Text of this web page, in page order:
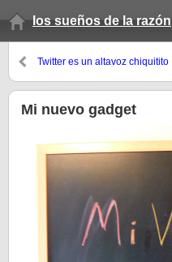
los sueños de la razón
Twitter es un altavoz chiquitito
peligroso
Mi nuevo gadget